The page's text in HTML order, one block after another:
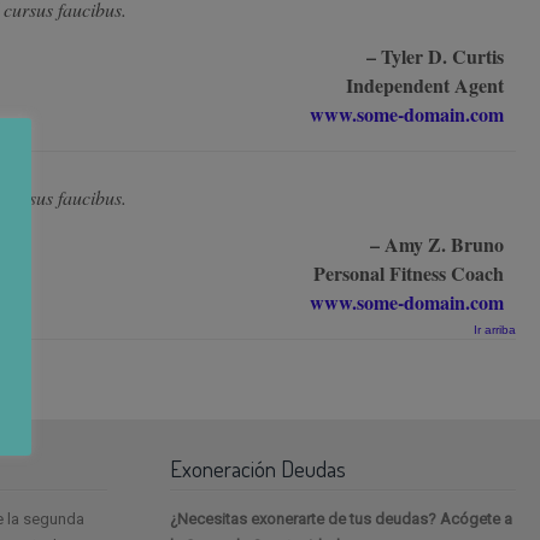
faucibus.
– Tyler D. Curtis
Independent Agent
www.some-domain.com
faucibus.
– Amy Z. Bruno
Personal Fitness Coach
www.some-domain.com
Ir arriba
la segunda
Exoneración Deudas
¿Necesitas exonerarte de tus deudas? Acógete a